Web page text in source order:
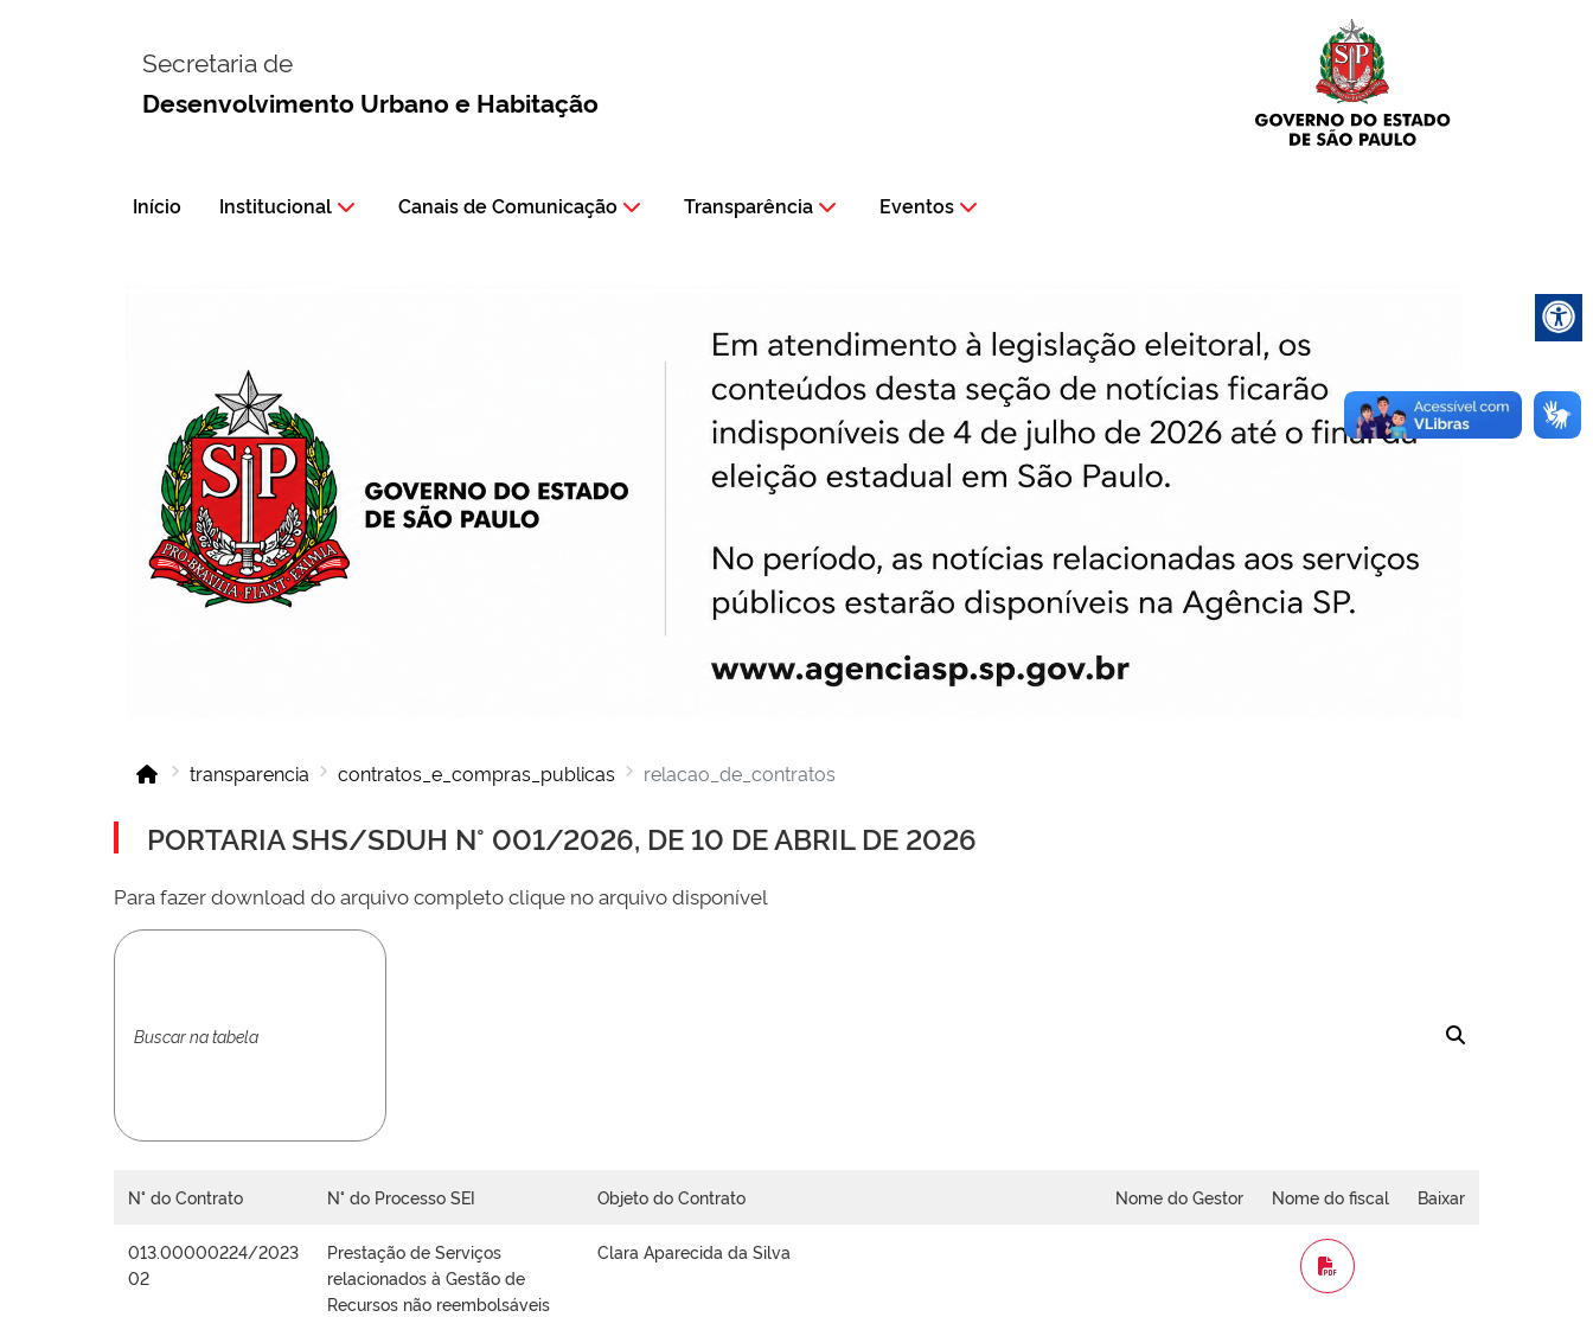
Secretaria de
Desenvolvimento Urbano e Habitação
Início Institucional Canais de Comunicação Transparência Eventos
transparencia contratos_e_compras_publicas relacao_de_contratos
PORTARIA SHS/SDUH N° 001/2026, DE 10 DE ABRIL DE 2026
Para fazer download do arquivo completo clique no arquivo disponível
N° do Contrato N° do Processo SEI Objeto do Contrato Nome do Gestor Nome do fiscal Baixar
013.00000224/2023
02
Prestação de Serviços
relacionados à Gestão de
Recursos não reembolsáveis
Clara Aparecida da Silva
WORD